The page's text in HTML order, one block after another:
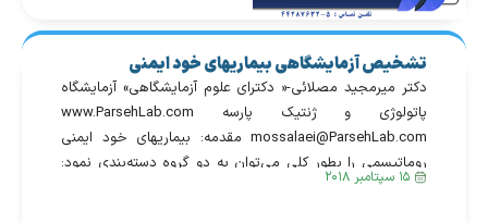
شناسائی به سطوح پائین‌تر
حیات می‌رسد. به عنوان
مثال اگر رده‌های اسفنج را
در کنار یکدیگر قرار دهیم،
تمایل دارند در جهت
همدیگر رشد کرده و به […]
تشخیص آزمایشگاهی بیماریهای خود ایمنی
روماتیسمی
دکتر میرمجید مصلائی-« دکترای علوم آزمایشگاهی» آزمایشگاه
پاتولوژی و ژنتیک پارسه www.ParsehLab.com
mossalaei@ParsehLab.com مقدمه: بیماریهای خود ایمنی
روماتیسمی را بطور کلی می‌توان به دو گروه دسته‌بندی نمود:
بیماریهایی که طبیعت آنها سیستمیک و منتشر است: نظیر
۱۵ سپتامبر ۲۰۱۸